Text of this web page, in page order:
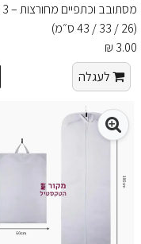
(26 / 33 / 43 ס״מ)
3.00 ₪
לעגלה